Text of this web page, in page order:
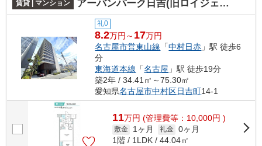
賃貸 | マンション アーバンパーク日吉(旧ロイジェント日吉Ⅱ)
礼0
8.2万円～ 17万円
名古屋市営東山線 「中村日赤 」駅 徒歩6
分
東海道本線 「名古屋 」駅 徒歩19分
築2年 / 34.41㎡～75.30㎡
愛知県名古屋市中村区日吉町14-1
11万円 (管理費等：10,000円 )
敷金 1ヶ月 礼金 0ヶ月
1階 / 1LDK / 44.04㎡